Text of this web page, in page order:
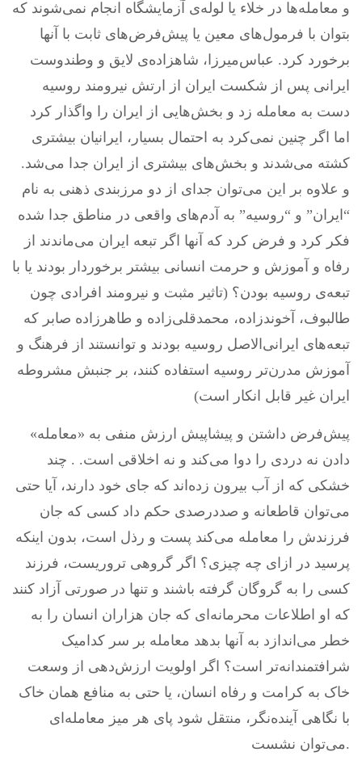
و معامله‌ها در خلاء یا لوله‌ی آزمایشگاه انجام نمی‌شوند که
بتوان با فرمول‌های معین یا پیش‌فرض‌های ثابت با آنها
برخورد کرد. عباس‌میرزا، شاهزاده‌ی لایق و وطندوست
ایرانی پس از شکست ایران از ارتش نیرومند روسیه
دست به معامله زد و بخش‌هایی از ایران را واگذار کرد
اما اگر چنین نمی‌کرد به احتمال بسیار، ایرانیان بیشتری
کشته می‌شدند و بخش‌های بیشتری از ایران جدا می‌شد.
و علاوه بر این می‌توان جدای از دو مرزبندی ذهنی به نام
“ایران” و “روسیه” به آدم‌های واقعی در مناطق جدا شده
فکر کرد و فرض کرد که آنها اگر تبعه ایران می‌ماندند از
رفاه و آموزش و حرمت انسانی بیشتر برخوردار بودند یا با
تبعه‌ی روسیه بودن؟ (تاثیر مثبت و نیرومند افرادی چون
طالبوف، آخوندزاده، محمدقلی‌زاده و طاهرزاده صابر که
تبعه‌های ایرانی‌الاصل روسیه بودند و توانستند از فرهنگ و
آموزش مدرن‌تر روسیه استفاده کنند، بر جنبش مشروطه
ایران غیر قابل انکار است)
پیش‌فرض داشتن و پیشاپیش ارزش منفی به «معامله»
دادن نه دردی را دوا می‌کند و نه اخلاقی است. . چند
خشکی که از آب بیرون زده‌اند که جای خود دارند، آیا حتی
می‌توان قاطعانه و صددرصدی حکم داد کسی که جان
فرزندش را معامله می‌کند پست و رذل است، بدون اینکه
پرسید در ازای چه چیزی؟ اگر گروهی تروریست، فرزند
کسی را به گروگان گرفته باشند و تنها در صورتی آزاد کنند
که او اطلاعات محرمانه‌ای که جان هزاران انسان را به
خطر می‌اندازد به آنها بدهد معامله بر سر کدامیک
شرافتمندانه‌تر است؟ اگر اولویت ارزش‌دهی از وسعت
خاک به کرامت و رفاه انسان، یا حتی به منافع همان خاک
با نگاهی آینده‌نگر، منتقل شود پای هر میز معامله‌ای
می‌توان نشست.